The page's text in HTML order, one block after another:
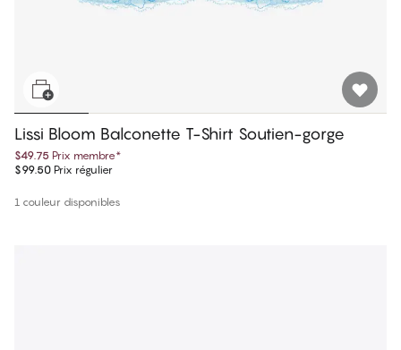
Lissi Bloom Balconette T-Shirt Soutien-gorge
$49.75 Prix membre*
$99.50 Prix régulier
1 couleur disponibles